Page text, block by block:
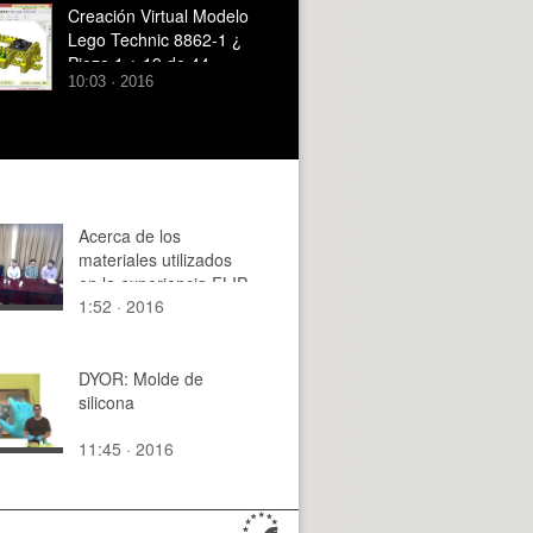
2.
Creación Virtual Modelo
Lego Technic 8862-1 ¿
Pieza 1 ¿ 19 de 44
10:03 · 2016
Acerca de los
materiales utilizados
en la experiencia FLIP
1:52 · 2016
DYOR: Molde de
silicona
11:45 · 2016